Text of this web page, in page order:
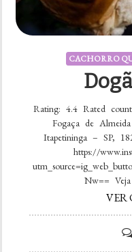
CACHORRO
Rating: 4.4 Rated
Fogaça de
Itapetininga – SP,
https://
Nw==
VER